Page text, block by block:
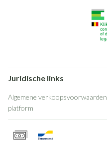
Juridische links
Algemene verkoopsvoorwaarden
platform